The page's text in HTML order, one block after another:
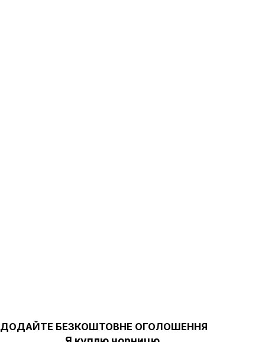
ДОДАЙТЕ БЕЗКОШТОВНЕ ОГОЛОШЕННЯ